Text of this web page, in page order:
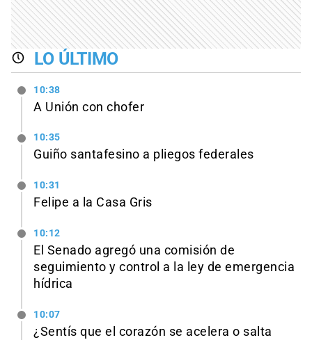
LO ÚLTIMO
10:38
A Unión con chofer
10:35
Guiño santafesino a pliegos federales
10:31
Felipe a la Casa Gris
10:12
El Senado agregó una comisión de
seguimiento y control a la ley de emergencia
hídrica
10:07
¿Sentís que el corazón se acelera o salta